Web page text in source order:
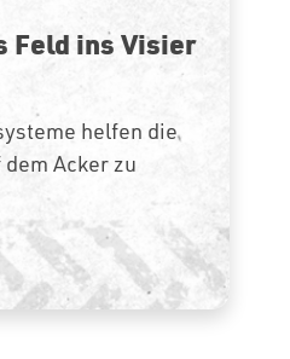
Feld ins Visier
helfen die
Acker zu